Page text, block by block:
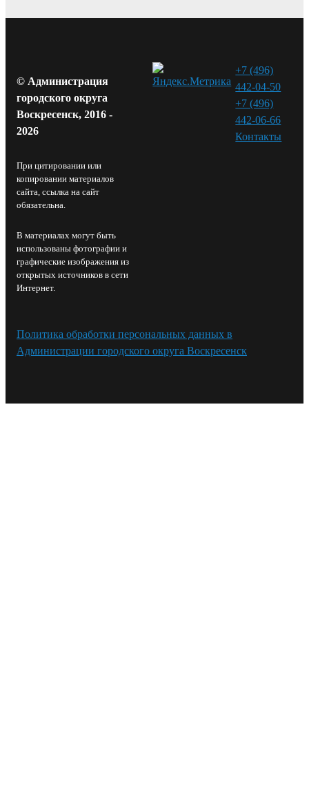
© Администрация
городского округа
Воскресенск, 2016 -
2026
При цитировании или
копировании материалов
сайта, ссылка на сайт
обязательна.
В материалах могут быть
использованы фотографии и
графические изображения из
открытых источников в сети
Интернет.
+7 (496)
442-04-50
+7 (496)
442-06-66
Контакты⁠
Политика обработки персональных данных в
Администрации городского округа Воскресенск